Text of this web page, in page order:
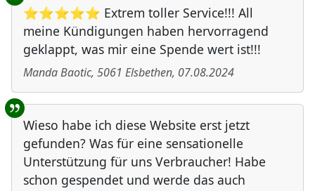
⭐⭐⭐⭐⭐ Extrem toller Service!!! All
meine Kündigungen haben hervorragend
geklappt, was mir eine Spende wert ist!!!
Manda Baotic, 5061 Elsbethen, 07.08.2024
Wieso habe ich diese Website erst jetzt
gefunden? Was für eine sensationelle
Unterstützung für uns Verbraucher! Habe
schon gespendet und werde das auch